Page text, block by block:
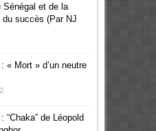
Sénégal et de la
du succès (Par NJ
« Mort » d’un neutre
“Chaka” de Léopold